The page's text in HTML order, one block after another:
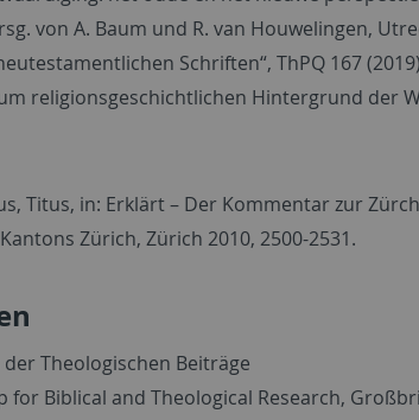
von A. Baum und R. van Houwelingen,
Schriften“, ThPQ 167
religionsgeschichtlichen Hintergrund der
Titus, in: Erklärt – Der Kommentar zur
Zürich, Zürich 2010, 2500-2531.
Theologischen Beiträge
for Biblical and Theological Research,